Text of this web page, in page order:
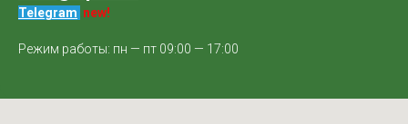
Telegram new!
Режим работы: пн — пт 09:00 — 17:00